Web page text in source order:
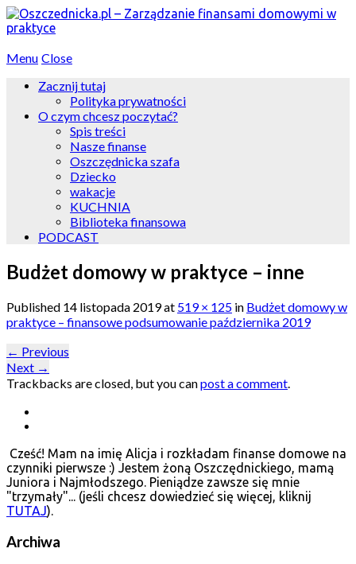
Menu Close
Zacznij tutaj
Polityka prywatności
O czym chcesz poczytać?
Spis treści
Nasze finanse
Oszczędnicka szafa
Dziecko
wakacje
KUCHNIA
Biblioteka finansowa
PODCAST
Budżet domowy w praktyce – inne
Published 14 listopada 2019at 519 × 125 in Budżet domowy w
praktyce – finansowe podsumowanie października 2019
← Previous
Next →
Trackbacks are closed, but you canpost a comment
Cześć! Mam na imię Alicja i rozkładam finanse domowe na
czynniki pierwsze :) Jestem żoną Oszczędnickiego, mamą
Juniora i Najmłodszego. Pieniądze zawsze się mnie
"trzymały"... (jeśli chcesz dowiedzieć się więcej, kliknij
TUTAJ).
Archiwa